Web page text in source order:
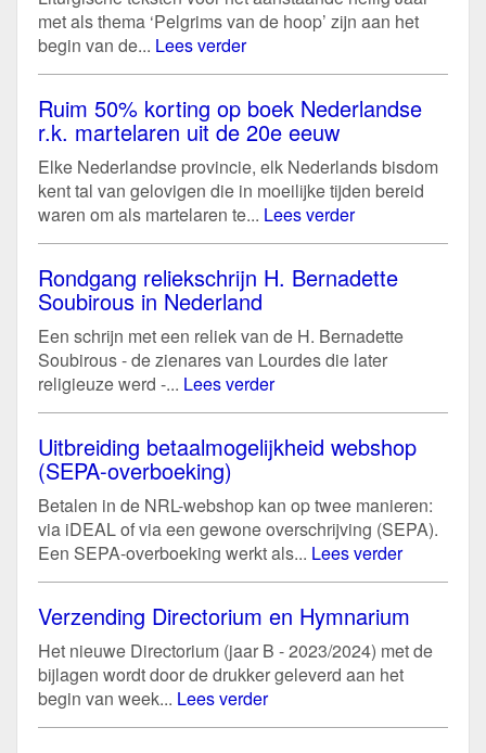
met als thema ‘Pelgrims van de hoop’ zijn aan het
begin van de... Lees verder
Ruim 50% korting op boek Nederlandse
r.k. martelaren uit de 20e eeuw
Elke Nederlandse provincie, elk Nederlands bisdom
kent tal van gelovigen die in moeilijke tijden bereid
waren om als martelaren te... Lees verder
Rondgang reliekschrijn H. Bernadette
Soubirous in Nederland
Een schrijn met een reliek van de H. Bernadette
Soubirous - de zienares van Lourdes die later
religieuze werd -... Lees verder
Uitbreiding betaalmogelijkheid webshop
(SEPA-overboeking)
Betalen in de NRL-webshop kan op twee manieren:
via iDEAL of via een gewone overschrijving (SEPA).
Een SEPA-overboeking werkt als... Lees verder
Verzending Directorium en Hymnarium
Het nieuwe Directorium (jaar B - 2023/2024) met de
bijlagen wordt door de drukker geleverd aan het
begin van week... Lees verder